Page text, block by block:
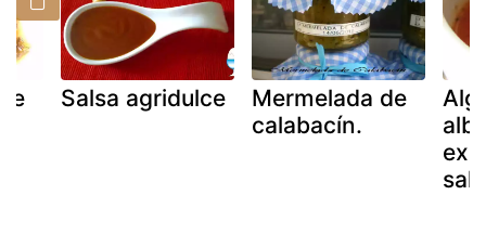
Salsa agridulce
Mermelada de
calabacín.